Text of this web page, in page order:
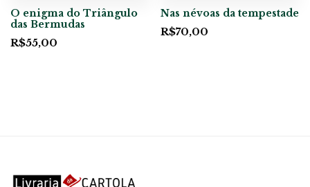
O enigma do Triângulo
das Bermudas
R$55,00
Nas névoas da tempestade
R$70,00